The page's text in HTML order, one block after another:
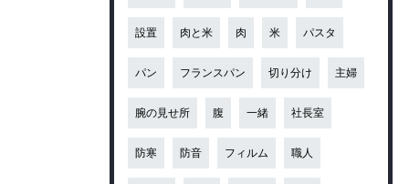
設置 肉と米 肉 米 パスタ
パン フランスパン 切り分け 主婦
腕の見せ所 腹 一緒 社長室
防寒 防音 フィルム 職人